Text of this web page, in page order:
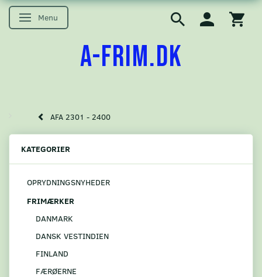
Skifte navigation
Menu
A-FRIM.DK
AFA 2301 - 2400
KATEGORIER
OPRYDNINGSNYHEDER
FRIMÆRKER
DANMARK
DANSK VESTINDIEN
FINLAND
FÆRØERNE